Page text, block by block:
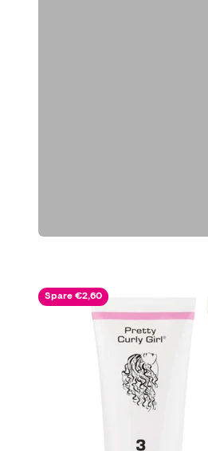
Spare €2,60